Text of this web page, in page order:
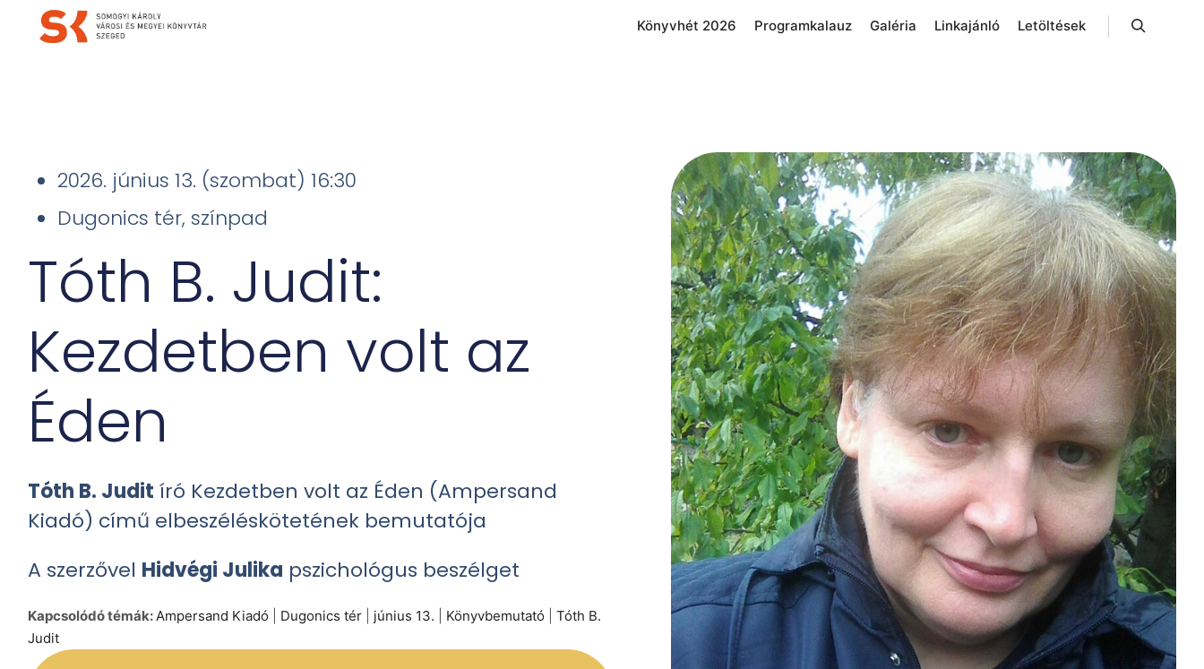
Könyvhét 2026 Programkalauz Galéria Linkajánló Letöltések
2026. június 13. (szombat) 16:30
Dugonics tér, színpad
Tóth B. Judit:
Kezdetben volt az
Éden
Tóth B. Judit író Kezdetben volt az Éden (Ampersand
Kiadó) című elbeszéléskötetének bemutatója
A szerzővel Hidvégi Julika pszichológus beszélget
Kapcsolódó témák: Ampersand Kiadó Dugonics tér június 13. Könyvbemutató |Tóth B.
Judit